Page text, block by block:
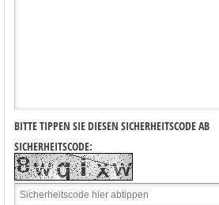
BITTE TIPPEN SIE DIESEN SICHERHEITSCODE AB
SICHERHEITSCODE: